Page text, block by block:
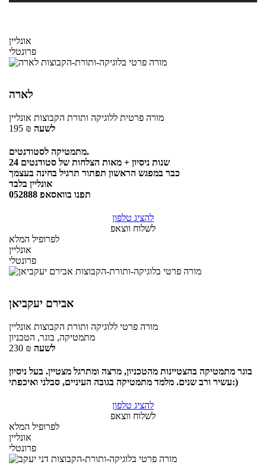
אונליין
פרונטלי
לארה
מורה פרטית ללוגיקה ותורת הקבוצות אונליין
195 ₪ לשעה
מתמטיקה לסטודנטים.
24 שנות ניסיון + מאות הצלחות של סטודנטים
כבר במפגש הראשון תפתור תרגיל בחינה בעצמך
אונליין בלבד
תפנו בוואסאפ 052888
להציג טלפון
לשלוח ווצאפ
לפרופיל המלא
אונליין
פרונטלי
אבירם יעקביאן
מורה פרטי ללוגיקה ותורת הקבוצות אונליין
מתמטיקה, בוגר, הטכניון
230 ₪ לשעה
בוגר מתמטיקה בהצטיינות מהטכניון, מרצה ומתרגל מצטיין. בעל ניסיון
עשיר ורב שנים. מלמד מתמטיקה בגובה העיניים, סבלני ואיכפתי:)
להציג טלפון
לשלוח ווצאפ
לפרופיל המלא
אונליין
פרונטלי